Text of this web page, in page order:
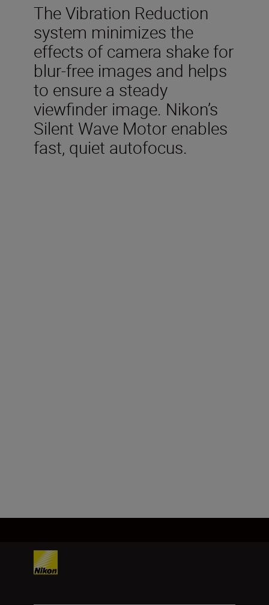
The Vibration Reduction
system minimizes the
effects of camera shake for
blur-free images and helps
to ensure a steady
viewfinder image. Nikon’s
Silent Wave Motor enables
fast, quiet autofocus.